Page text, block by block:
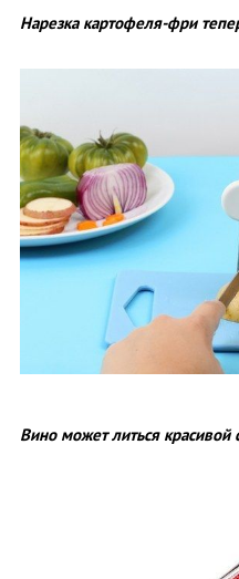
Нарезка картофеля-фри
Вино может литься красивой